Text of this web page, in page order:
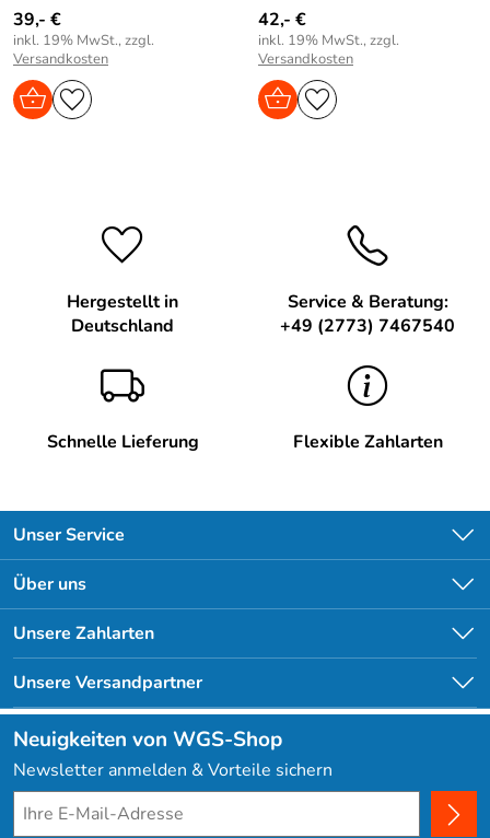
39,- €
inkl. 19% MwSt., zzgl.
Versandkosten
42,- €
inkl. 19% MwSt., zzgl.
Versandkosten
Hergestellt in
Deutschland
Service & Beratung:
+49 (2773) 7467540
Schnelle Lieferung Flexible Zahlarten
Unser Service
Kontakt
Newsletter
Lieferbedingungen
Kundenlogin
Über uns
Unsere Bestseller
Angebote
Unsere Zahlarten
Unsere Versandpartner
Neuigkeiten von WGS-Shop
Newsletter anmelden & Vorteile sichern